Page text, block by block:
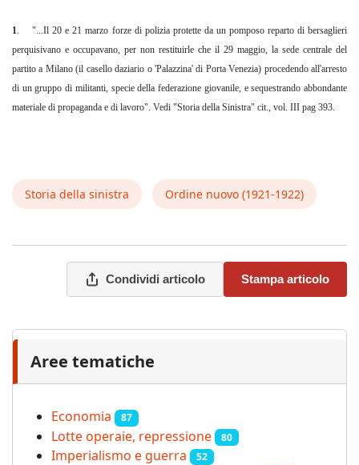
1. "...Il 20 e 21 marzo forze di polizia protette da un pomposo reparto di bersaglieri
perquisi­vano e occupavano, per non restituirle che il 29 maggio, la sede centrale del
partito a Milano (il ca­sello daziario o 'Palazzina' di Porta Venezia) procedendo all'arresto
di un gruppo di militanti, specie della federazione giovanile, e sequestrando abbondante
materiale di propaganda e di lavoro". Vedi "Storia della Sinistra" cit., vol. III pag 393.
Storia della sinistra Ordine nuovo (1921-1922)
Condividi articolo Stampa articolo
Aree tematiche
Economia 87
Lotte operaie, repressione 80
Imperialismo e guerra 52